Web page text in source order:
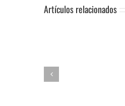
Artículos relacionados